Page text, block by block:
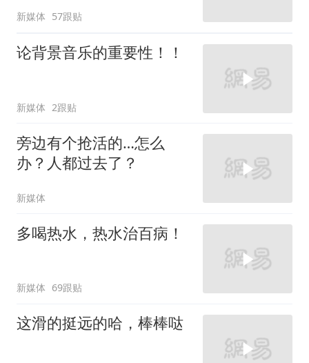
新媒体 57跟贴
论背景音乐的重要性！！
新媒体 2跟贴
旁边有个抢活的…怎么
办？人都过去了？
新媒体
多喝热水，热水治百病！
新媒体 69跟贴
这滑的挺远的哈，棒棒哒